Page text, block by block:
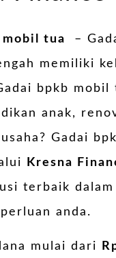
mobil tua
–
memiliki
bpkb mobil
anak,
Gadai
Kresna
terbaik dalam
anda.
mulai dari